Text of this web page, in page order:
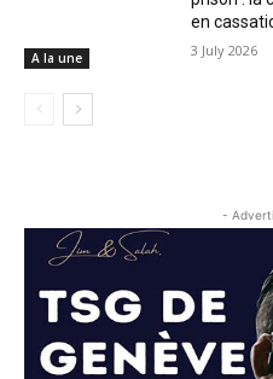
A la une
en
3 July 2026
-